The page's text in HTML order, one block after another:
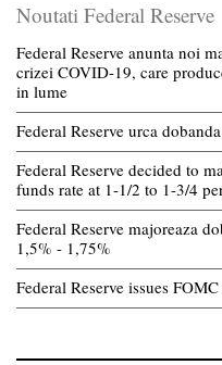
Noutati Federal Reserve
Federal Reserve anunta noi
crizei COVID-19, care
in lume
Federal Reserve urca
Federal Reserve decided to
funds rate at 1-1/2 to 1-3/4
Federal Reserve majoreaza
1,5% - 1,75%
Federal Reserve issues